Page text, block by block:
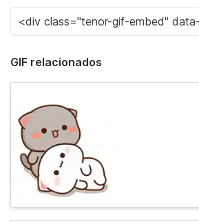
GIF relacionados